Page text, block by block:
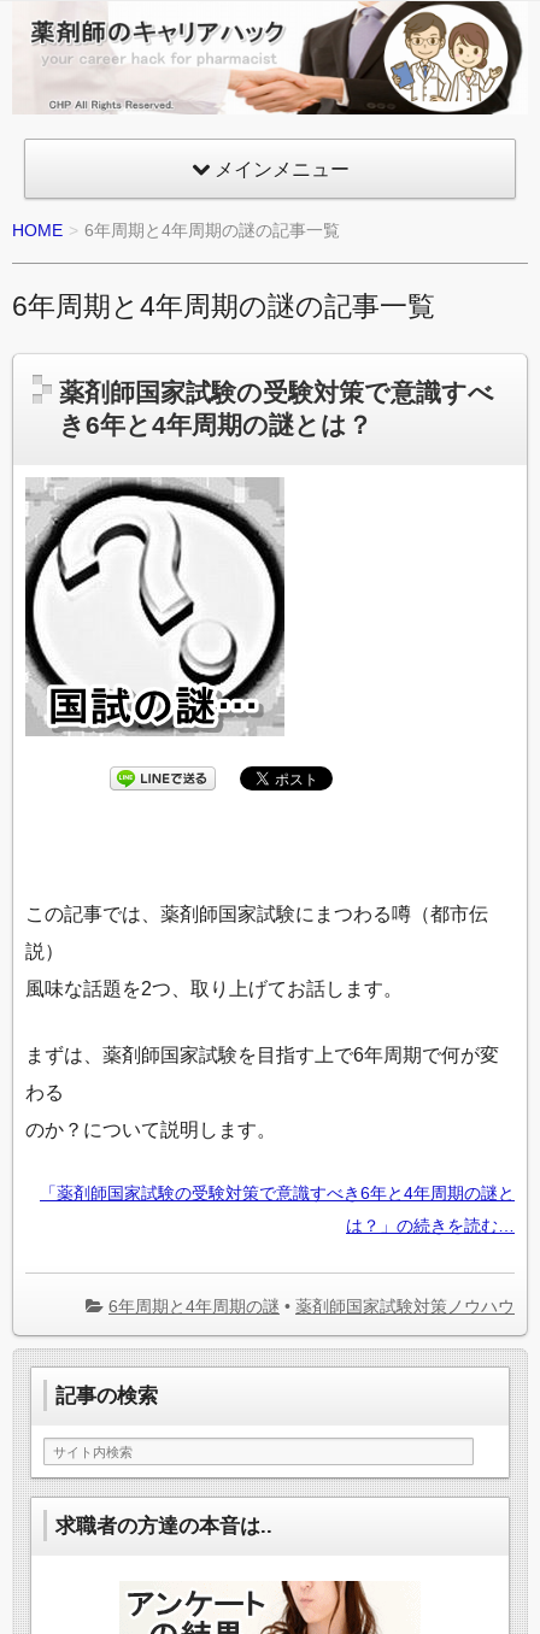
薬
師
の
ャ
ア
ハ
ッ
ク
メインメニュー
HOME 6年周期と4年周期の謎の記事一覧
6年周期と4年周期の謎の記事一覧
薬剤師国家試験の受験対策で意識すべ
き6年と4年周期の謎とは？
この記事では、薬剤師国家試験にまつわる噂（都市伝
説）
風味な話題を2つ、取り上げてお話します。
まずは、薬剤師国家試験を目指す上で6年周期で何が変
わる
のか？について説明します。
「薬剤師国家試験の受験対策で意識すべき6年と4年周期の謎と
は？」の続きを読む…
6年周期と4年周期の謎 • 薬剤師国家試験対策ノウハウ
記事の検索
求職者の方達の本音は..